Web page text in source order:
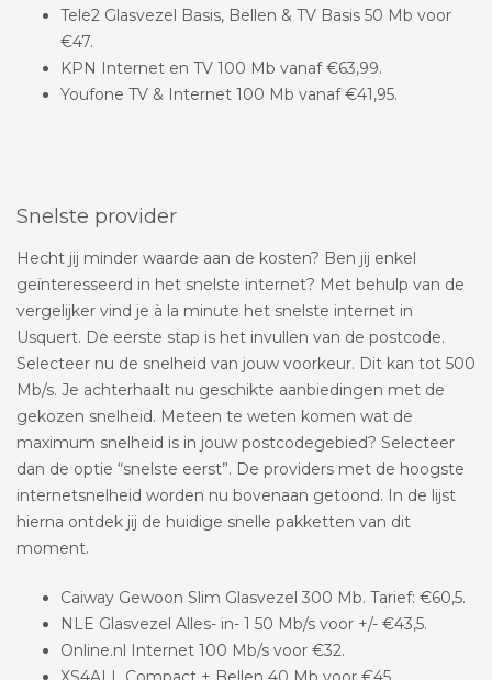
Tele2 Glasvezel Basis, Bellen & TV Basis 50 Mb voor
€47.
KPN Internet en TV 100 Mb vanaf €63,99.
Youfone TV & Internet 100 Mb vanaf €41,95.
Snelste provider
Hecht jij minder waarde aan de kosten? Ben jij enkel
geïnteresseerd in het snelste internet? Met behulp van de
vergelijker vind je à la minute het snelste internet in
Usquert. De eerste stap is het invullen van de postcode.
Selecteer nu de snelheid van jouw voorkeur. Dit kan tot 500
Mb/s. Je achterhaalt nu geschikte aanbiedingen met de
gekozen snelheid. Meteen te weten komen wat de
maximum snelheid is in jouw postcodegebied? Selecteer
dan de optie “snelste eerst”. De providers met de hoogste
internetsnelheid worden nu bovenaan getoond. In de lijst
hierna ontdek jij de huidige snelle pakketten van dit
moment.
Caiway Gewoon Slim Glasvezel 300 Mb. Tarief: €60,5.
NLE Glasvezel Alles- in- 1 50 Mb/s voor +/- €43,5.
Online.nl Internet 100 Mb/s voor €32.